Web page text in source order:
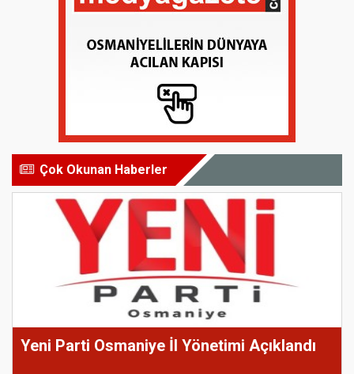
Çok Okunan Haberler
Yeni Parti Osmaniye İl Yönetimi Açıklandı